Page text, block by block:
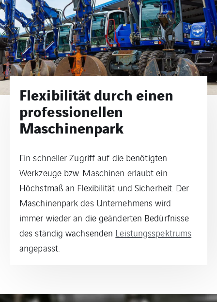
Flexibilität durch einen
professionellen
Maschinenpark
Ein schneller Zugriff auf die benötigten
Werkzeuge bzw. Maschinen erlaubt ein
Höchstmaß an Flexibilität und Sicherheit. Der
Maschinenpark des Unternehmens wird
immer wieder an die geänderten Bedürfnisse
des ständig wachsenden Leistungsspektrums
angepasst.